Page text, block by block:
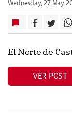
Wednesday, 27 May
El Norte de
VER POST